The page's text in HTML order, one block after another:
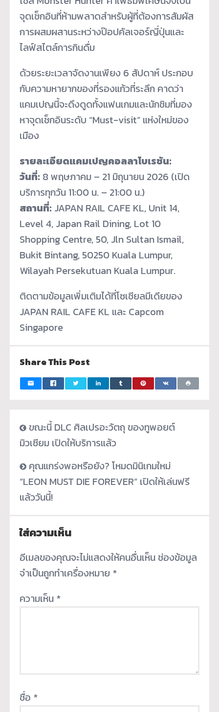
จุดเช็กอินที่ห้ามพลาดสำหรับผู้ที่ต้องการสัมผัส
การผสมผสานระหว่างป๊อปคัลเจอร์ญี่ปุ่นและ
ไลฟ์สไตล์การกินดื่ม
ด้วยระยะเวลาจัดงานเพียง 6 สัปดาห์ ประกอบ
กับความหายากของที่รองแก้วที่ระลึก คาดว่า
แคมเปญนี้จะดึงดูดทั้งแฟนเกมและนักชิมที่มอง
หาจุดเช็กอินระดับ “Must-visit” แห่งใหม่ของ
เมือง
รายละเอียดแคมเปญคอลลาโบเรชัน:
วันที่: 8 พฤษภาคม – 21 มิถุนายน 2026 (เปิด
บริการทุกวัน 11:00 น. – 21:00 น.)
สถานที่: JAPAN RAIL CAFE KL, Unit 14,
Level 4, Japan Rail Dining, Lot 10
Shopping Centre, 50, Jln Sultan Ismail,
Bukit Bintang, 50250 Kuala Lumpur,
Wilayah Persekutuan Kuala Lumpur.
ติดตามข้อมูลเพิ่มเติมได้ที่โซเชียลมีเดียของ
JAPAN RAIL CAFE KL และ Capcom
Singapore
Share This Post
ขณะนี้ DLC ศิลเปรอะวัตถุ ของทูพอยต์
มิวเซียม เปิดให้บริการแล้ว
คุณแกร่งพอหรือยัง? โหมดมินิเกมใหม่
“LEON MUST DIE FOREVER” เปิดให้เล่นฟรี
แล้ววันนี้!
ใส่ความเห็น
อีเมลของคุณจะไม่แสดงให้คนอื่นเห็น ช่องข้อมูล
จำเป็นถูกทำเครื่องหมาย *
ความเห็น *
ชื่อ *